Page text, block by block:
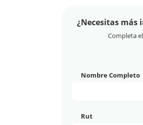
¿Necesitas más
Completa
Nombre Completo
Rut